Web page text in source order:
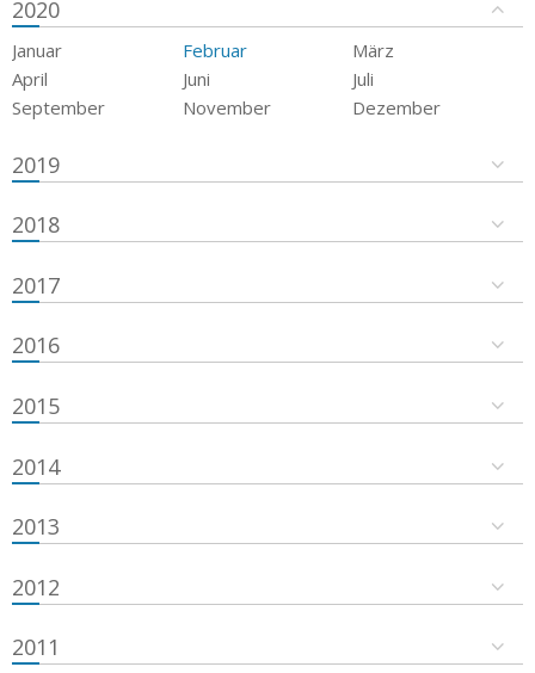
2020
Januar Februar
März
April
Juni
Juli
September
November Dezember
2019
2018
2017
2016
2015
2014
2013
2012
2011